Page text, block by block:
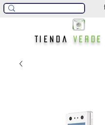
TiendaVerde